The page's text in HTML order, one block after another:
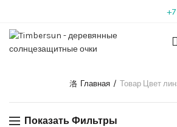
Главная Товар Цвет
Показать Фильтры